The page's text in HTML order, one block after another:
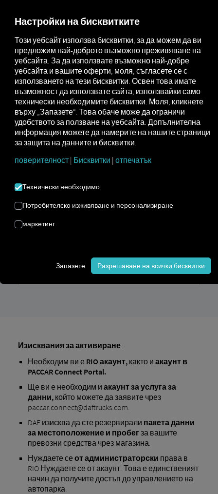
Marketplace Connectors Daf Connect How to
DAF Onboarding
Инструкции стъпка по стъпка за
оборудване на вашите превозни
средства RIO да се свържа.
Изисквания за активиране:
Необходим ви е RIO акаунт,както и акаунт в
PACCAR Connect Portal.
Ще ви е необходим и акаунт за услуга за
данни,който можете да заявите чрез
paccar.connect@daftrucks.com.
DAF изисква да сте резервирали пакета данни
за местоположение и пробегза вашите
превозни средства чрез магазина.
Нуждаете се от администраторски права в
RIO Нуждаете се от акаунт. Това е единственият
начин да получите достъп до управлението на
автопарка.
Настройки на бисквитките
Този уебсайт използва бисквитки, за да можем да ви
предложим най-доброто възможно преживяване на
уебсайта. За да използвате възможно най-добре
уебсайта и вашите оферти, моля, съгласете се с
използването на тези бисквитки. Освен това имате
възможност да използвате сайта, използвайки само
технически необходимите бисквитки. Моля, кликнете
върху „Запазете“. Това обаче може да ограничи
удобството за ползване на уебсайта. Допълнителна
информация можете да намерите на нашите страници
за защита на данните и бисквитки.
поверителност | Бисквитки | отпечатък
Технически необходимо
Потребителско изживяване и персонализиране
маркетинг
Запазете Разрешаване на всички бисквитки